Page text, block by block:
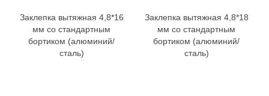
Заклепка вытяжная 4,8*16
мм со стандартным
бортиком (алюминий/
сталь)
Заклепка вытяжная 4,8*18
мм со стандартным
бортиком (алюминий/
сталь)